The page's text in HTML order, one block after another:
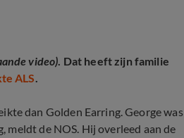
video). Dat heeft zijn familie
ALS.
dan Golden Earring. George was
meldt de NOS. Hij overleed aan de